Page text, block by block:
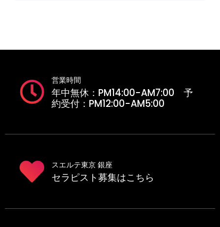
営業時間
年中無休：PM14:00-AM7:00 予
約受付：PM12:00-AM5:00
スエルテ東京 銀座
セラピスト募集はこちら